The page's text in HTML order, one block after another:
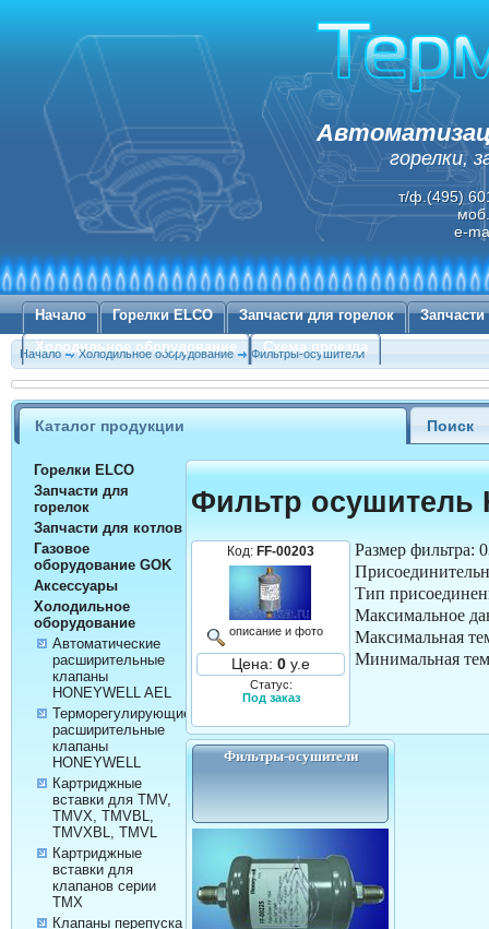
горелки,
т/ф.(495)
e-
Начало Горелки ELCO Запчасти для горелок
Холодильное оборудование
Схема проезда
Начало Холодильное оборудование Фильтры-осушители
Каталог продукции Поиск
Горелки ELCO
Запчасти для
горелок
Запчасти для котлов
Газовое
оборудование GOK
Аксессуары
Холодильное
оборудование
Автоматические
расширительные
клапаны
HONEYWELL AEL
Терморегулирующие
расширительные
клапаны
HONEYWELL
Картриджные
вставки для TMV,
TMVX, TMVBL,
TMVXBL, TMVL
Картриджные
вставки для
клапанов серии
TMX
Клапаны перепуска
Фильтр осушитель
Код:FF-00203
описание и фото
Цена: 0 у.е
Статус:
Под заказ
Размер фильтра:
Тип
Максимальное
Максимальная
Минимальная
Фильтры-осушители